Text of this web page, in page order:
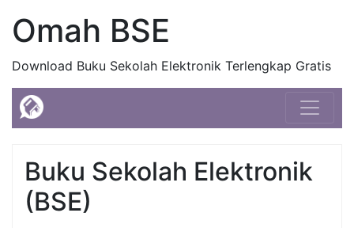
Omah BSE
Download Buku Sekolah Elektronik Terlengkap Gratis
Buku Sekolah Elektronik
(BSE)